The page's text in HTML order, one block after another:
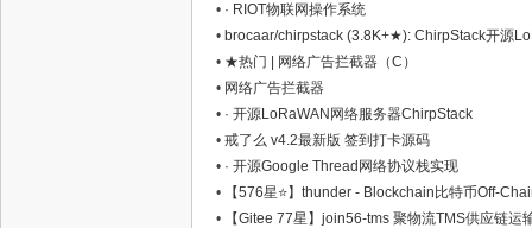
• · RIOT物联网操作系统
• brocaar/chirpstack (3.8K+★): ChirpStack开源
• ★热门 | 网络广告拦截器（C）
• 网络广告拦截器
• · 开源LoRaWAN网络服务器ChirpStack
• 戒了么 v4.2最新版 签到打卡源码
• · 开源Google Thread网络协议栈实现
•
【576星⭐】thunder - Blockchain比特币Off-
•
【Gitee 77星】join56-tms 聚物流TMS供应链